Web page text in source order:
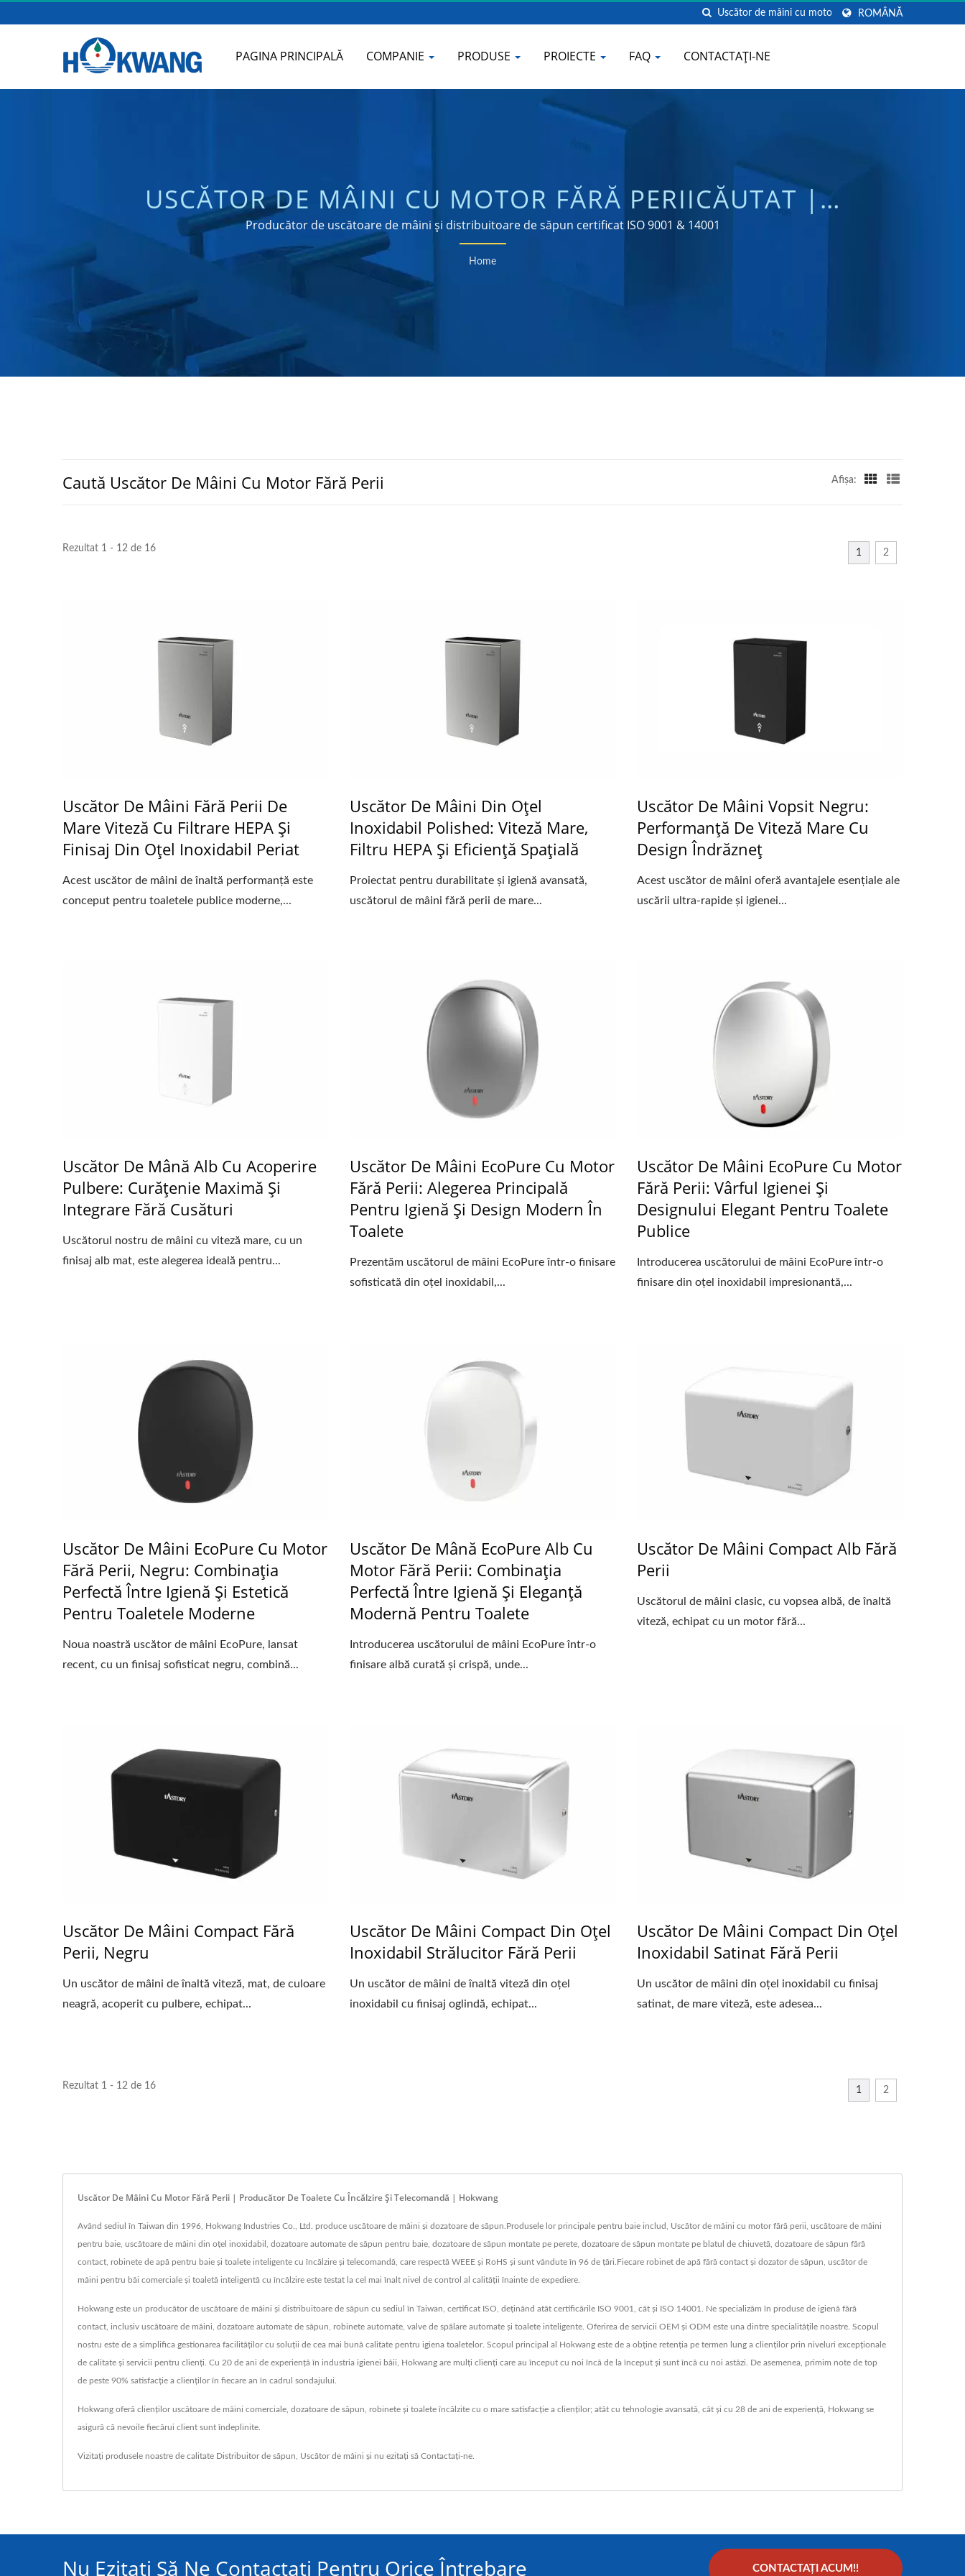
ROMÂNĂ
PAGINA PRINCIPALĂ COMPANIE PRODUSE PROIECTE FAQ CONTACTAȚI-NE
USCĂTOR DE MÂINI CU MOTOR FĂRĂ PERIICĂUTAT |
PRODUCĂTOR AUTOMAT DE DOZATOARE DE SĂPUN
COMERCIAL | HOKWANG
Producător de uscătoare de mâini și distribuitoare de săpun certificat ISO 9001 & 14001
Home
Caută Uscător De Mâini Cu Motor Fără Perii Afişa:
Rezultat 1 - 12 de 16 1 2
Uscător De Mâini Fără Perii De
Mare Viteză Cu Filtrare HEPA Și
Finisaj Din Oțel Inoxidabil Periat
Acest uscător de mâini de înaltă performanță este
conceput pentru toaletele publice moderne,...
Uscător De Mâini Din Oțel
Inoxidabil Polished: Viteză Mare,
Filtru HEPA Și Eficiență Spațială
Proiectat pentru durabilitate și igienă avansată,
uscătorul de mâini fără perii de mare...
Uscător De Mâini Vopsit Negru:
Performanță De Viteză Mare Cu
Design Îndrăzneț
Acest uscător de mâini oferă avantajele esențiale ale
uscării ultra-rapide și igienei...
Uscător De Mână Alb Cu Acoperire
Pulbere: Curățenie Maximă Și
Integrare Fără Cusături
Uscătorul nostru de mâini cu viteză mare, cu un
finisaj alb mat, este alegerea ideală pentru...
Uscător De Mâini EcoPure Cu Motor
Fără Perii: Alegerea Principală
Pentru Igienă Și Design Modern În
Toalete
Prezentăm uscătorul de mâini EcoPure într-o finisare
sofisticată din oțel inoxidabil,...
Uscător De Mâini EcoPure Cu Motor
Fără Perii: Vârful Igienei Și
Designului Elegant Pentru Toalete
Publice
Introducerea uscătorului de mâini EcoPure într-o
finisare din oțel inoxidabil impresionantă,...
Uscător De Mâini EcoPure Cu Motor
Fără Perii, Negru: Combinația
Perfectă Între Igienă Și Estetică
Pentru Toaletele Moderne
Noua noastră uscător de mâini EcoPure, lansat
recent, cu un finisaj sofisticat negru, combină...
Uscător De Mână EcoPure Alb Cu
Motor Fără Perii: Combinația
Perfectă Între Igienă Și Eleganță
Modernă Pentru Toalete
Introducerea uscătorului de mâini EcoPure într-o
finisare albă curată și crispă, unde...
Uscător De Mâini Compact Alb Fără
Perii
Uscătorul de mâini clasic, cu vopsea albă, de înaltă
viteză, echipat cu un motor fără...
Uscător De Mâini Compact Fără
Perii, Negru
Un uscător de mâini de înaltă viteză, mat, de culoare
neagră, acoperit cu pulbere, echipat...
Uscător De Mâini Compact Din Oțel
Inoxidabil Strălucitor Fără Perii
Un uscător de mâini de înaltă viteză din oțel
inoxidabil cu finisaj oglindă, echipat...
Uscător De Mâini Compact Din Oțel
Inoxidabil Satinat Fără Perii
Un uscător de mâini din oțel inoxidabil cu finisaj
satinat, de mare viteză, este adesea...
Rezultat 1 - 12 de 16 1 2
Uscător De Mâini Cu Motor Fără Perii | Producător De Toalete Cu Încălzire Și Telecomandă | Hokwang
Având sediul în Taiwan din 1996, Hokwang Industries Co., Ltd. produce uscătoare de mâini și dozatoare de săpun.Produsele lor principale pentru baie includ, Uscător de mâini cu motor fără perii, uscătoare de mâini
pentru baie, uscătoare de mâini din oțel inoxidabil, dozatoare automate de săpun pentru baie, dozatoare de săpun montate pe perete, dozatoare de săpun montate pe blatul de chiuvetă, dozatoare de săpun fără
contact, robinete de apă pentru baie și toalete inteligente cu încălzire și telecomandă, care respectă WEEE și RoHS și sunt vândute în 96 de țări.Fiecare robinet de apă fără contact și dozator de săpun, uscător de
mâini pentru băi comerciale și toaletă inteligentă cu încălzire este testat la cel mai înalt nivel de control al calității înainte de expediere.
Hokwang este un producător de uscătoare de mâini și distribuitoare de săpun cu sediul în Taiwan, certificat ISO, deținând atât certificările ISO 9001, cât și ISO 14001. Ne specializăm în produse de igienă fără
contact, inclusiv uscătoare de mâini, dozatoare automate de săpun, robinete automate, valve de spălare automate și toalete inteligente. Oferirea de servicii OEM și ODM este una dintre specialitățile noastre. Scopul
nostru este de a simplifica gestionarea facilităților cu soluții de cea mai bună calitate pentru igiena toaletelor. Scopul principal al Hokwang este de a obține retenția pe termen lung a clienților prin niveluri excepționale
de calitate și servicii pentru clienți. Cu 20 de ani de experiență în industria igienei băii, Hokwang are mulți clienți care au început cu noi încă de la început și sunt încă cu noi astăzi. De asemenea, primim note de top
de peste 90% satisfacție a clienților în fiecare an în cadrul sondajului.
Hokwang oferă clienților uscătoare de mâini comerciale, dozatoare de săpun, robinete și toalete încălzite cu o mare satisfacție a clienților; atât cu tehnologie avansată, cât și cu 28 de ani de experiență, Hokwang se
asigură că nevoile fiecărui client sunt îndeplinite.
Vizitați produsele noastre de calitate Distribuitor de săpun Uscător de mâini și nu ezitați să Contactați-ne
Nu Ezitați Să Ne Contactați Pentru Orice Întrebare CONTACTAȚI ACUM!!